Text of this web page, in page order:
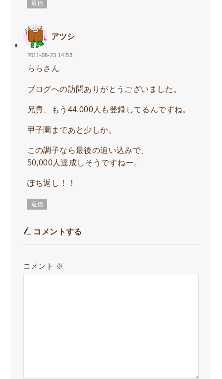
返信
アツシ
2011-08-23 14:53
ららさん
ブログへの訪問ありがとうございました。
兄貴、もう44,000人も登録してるんですね。
甲子園まであと少しか。
この調子なら最後の追い込みで、
50,000人達成しそうですねー。
ぽち返し！！
返信
コメントする
コメント ※